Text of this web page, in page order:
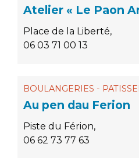
Atelier « Le Paon
Place de la Liberté,
06 03 71 00 13
BOULANGERIES -
Au pen dau Ferion
Piste du Férion,
06 62 73 77 63